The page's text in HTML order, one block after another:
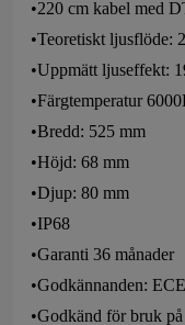
•220 cm kabel med
•Teoretiskt ljusflöde:
•Uppmätt ljuseffekt:
•Färgtemperatur
•Bredd: 525 mm
•Höjd: 68 mm
•Djup: 80 mm
•IP68
•Garanti 36 månader
•Godkännanden:
•Godkänd för bruk